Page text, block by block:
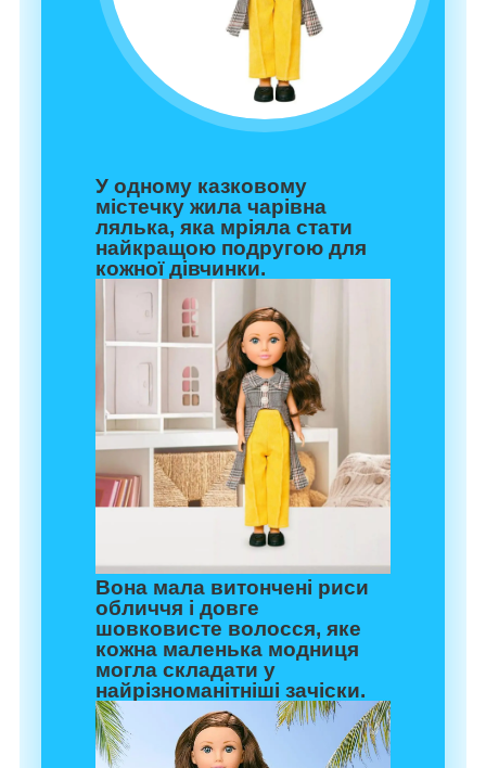
У одному казковому
містечку жила чарівна
лялька, яка мріяла стати
найкращою подругою для
кожної дівчинки.
Вона мала витончені риси
обличчя і довге
шовковисте волосся, яке
кожна маленька модниця
могла складати у
найрізноманітніші зачіски.